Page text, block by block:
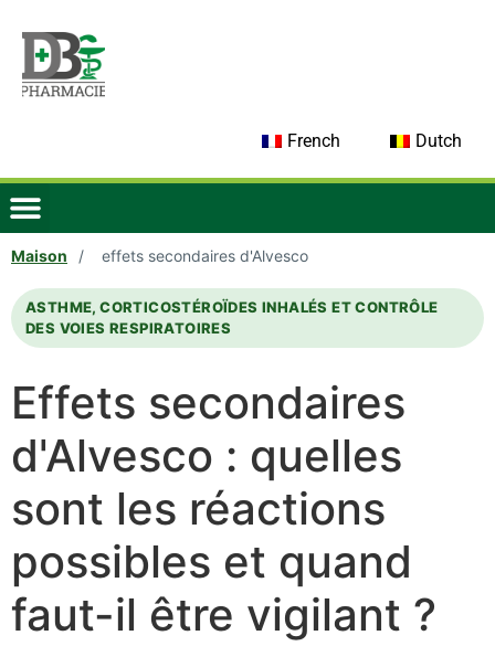
French Dutch
Maison / effets secondaires d'Alvesco
ASTHME, CORTICOSTÉROÏDES INHALÉS ET CONTRÔLE
DES VOIES RESPIRATOIRES
Effets secondaires
d'Alvesco : quelles
sont les réactions
possibles et quand
faut-il être vigilant ?